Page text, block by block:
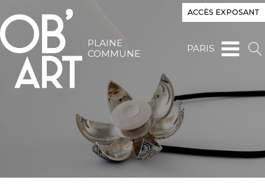
ACCÈS EXPOSANT
PLAINE
COMMUNE
PARIS